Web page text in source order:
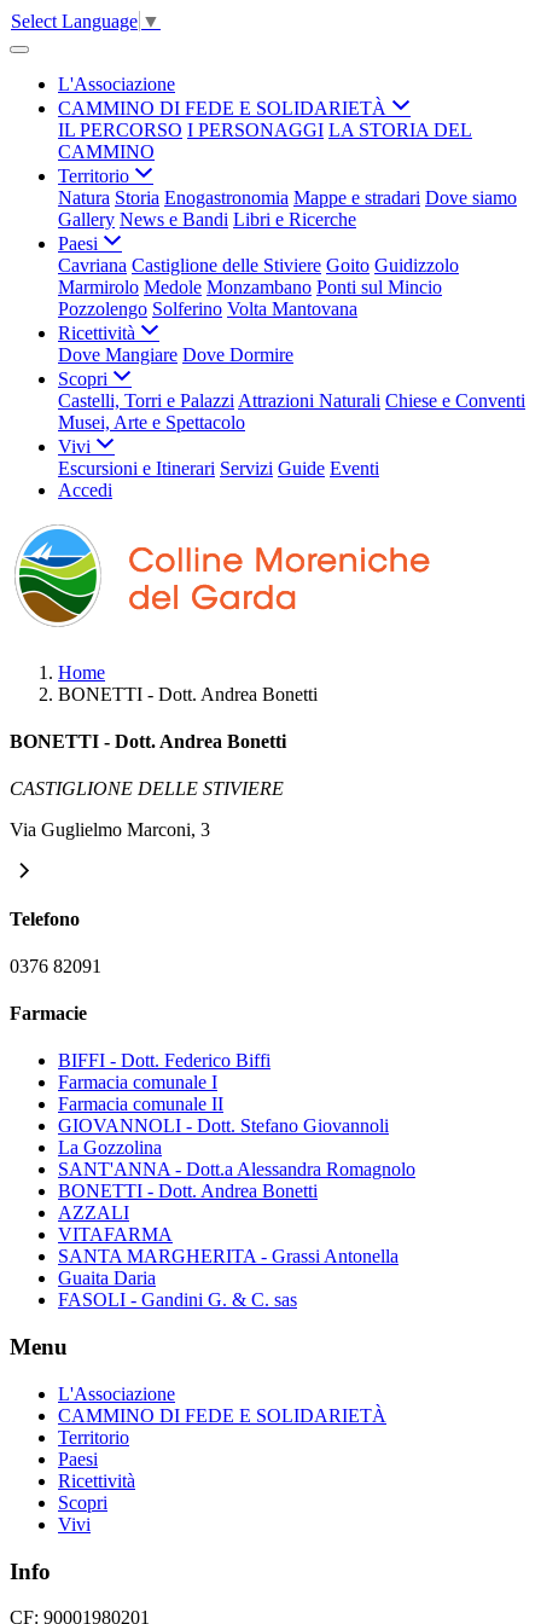
Select Language ▼
L'Associazione
CAMMINO DI FEDE E SOLIDARIETÀ
IL PERCORSO I PERSONAGGI LA STORIA DEL
CAMMINO
Territorio
Natura Storia Enogastronomia Mappe e stradari Dove siamo
Gallery News e Bandi Libri e Ricerche
Paesi
Cavriana Castiglione delle Stiviere Goito Guidizzolo
Marmirolo Medole Monzambano Ponti sul Mincio
Pozzolengo Solferino Volta Mantovana
Ricettività
Dove Mangiare Dove Dormire
Scopri
Castelli, Torri e Palazzi Attrazioni Naturali Chiese e Conventi
Musei, Arte e Spettacolo
Vivi
Escursioni e Itinerari Servizi Guide Eventi
Accedi
Home
BONETTI - Dott. Andrea Bonetti
BONETTI - Dott. Andrea Bonetti
CASTIGLIONE DELLE STIVIERE
Via Guglielmo Marconi, 3
Telefono
0376 82091
Farmacie
BIFFI - Dott. Federico Biffi
Farmacia comunale I
Farmacia comunale II
GIOVANNOLI - Dott. Stefano Giovannoli
La Gozzolina
SANT'ANNA - Dott.a Alessandra Romagnolo
BONETTI - Dott. Andrea Bonetti
AZZALI
VITAFARMA
SANTA MARGHERITA - Grassi Antonella
Guaita Daria
FASOLI - Gandini G. & C. sas
Menu
L'Associazione
CAMMINO DI FEDE E SOLIDARIETÀ
Territorio
Paesi
Ricettività
Scopri
Vivi
Info
CF: 90001980201